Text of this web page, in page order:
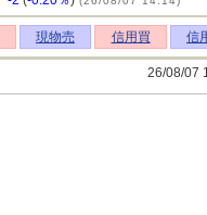
現物売 信用買 信
26/08/07